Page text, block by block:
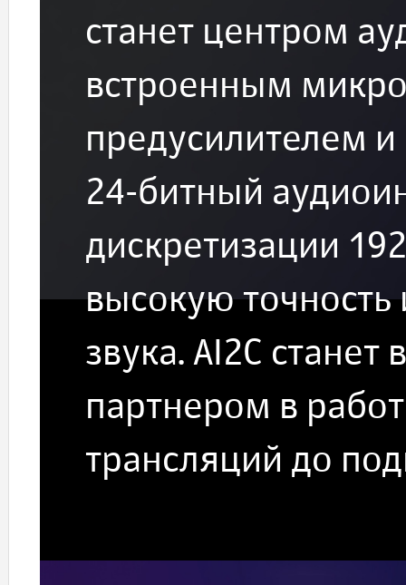
станет центром
встроенным
предусилителем и
24-битный
дискретизации
высокую
звука. AI2C
партнером в
трансляций до